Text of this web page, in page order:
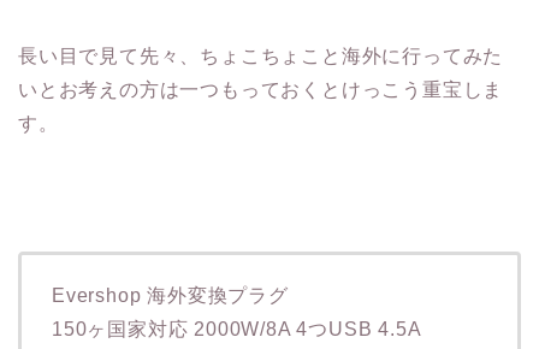
長い目で見て先々、ちょこちょこと海外に行ってみた
いとお考えの方は一つもっておくとけっこう重宝しま
す。
Evershop 海外変換プラグ
150ヶ国家対応 2000W/8A 4つUSB 4.5A